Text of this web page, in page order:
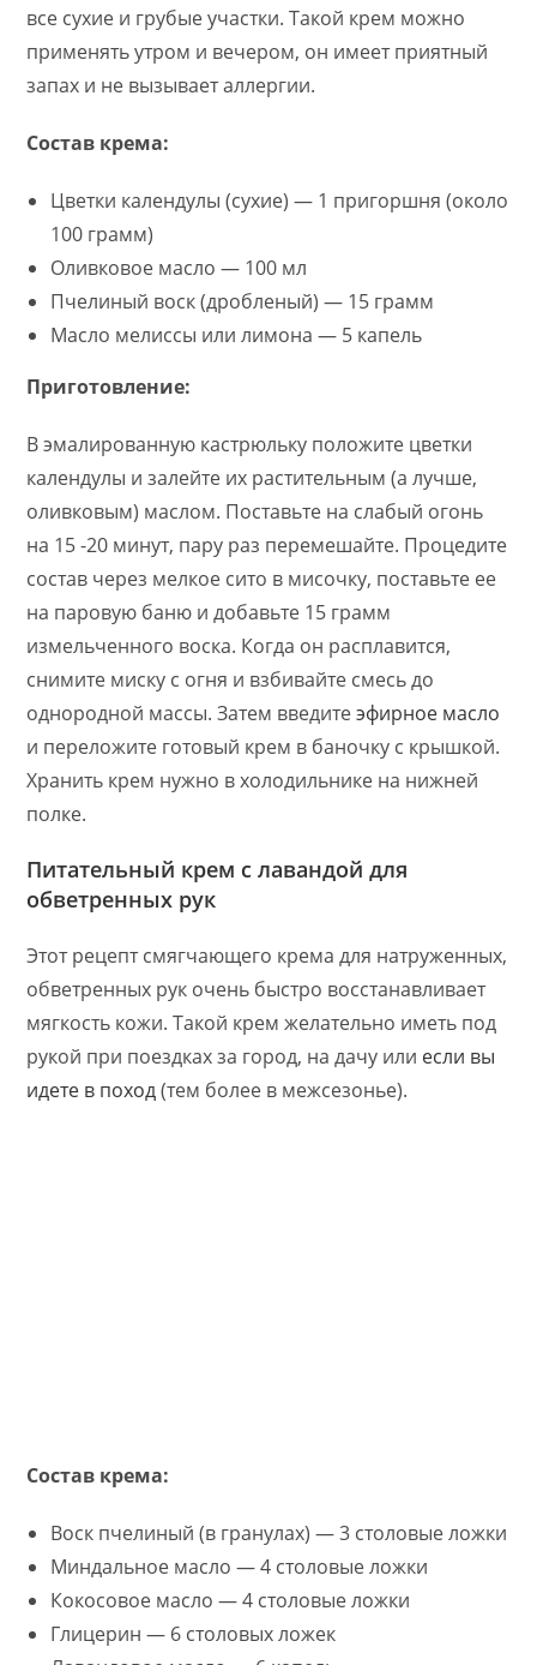
все сухие и грубые участки. Такой крем можно
применять утром и вечером, он имеет приятный
запах и не вызывает аллергии.
Состав крема:
Цветки календулы (сухие) — 1 пригоршня (около
100 грамм)
Оливковое масло — 100 мл
Пчелиный воск (дробленый) — 15 грамм
Масло мелиссы или лимона — 5 капель
Приготовление:
В эмалированную кастрюльку положите цветки
календулы и залейте их растительным (а лучше,
оливковым) маслом. Поставьте на слабый огонь
на 15 -20 минут, пару раз перемешайте. Процедите
состав через мелкое сито в мисочку, поставьте ее
на паровую баню и добавьте 15 грамм
измельченного воска. Когда он расплавится,
снимите миску с огня и взбивайте смесь до
однородной массы. Затем введитеэфирное масло
и переложите готовый крем в баночку с крышкой.
Хранить крем нужно в холодильнике на нижней
полке.
Питательный крем с лавандой для
обветренных рук
Этот рецепт смягчающего крема для натруженных,
обветренных рук очень быстро восстанавливает
мягкость кожи. Такой крем желательно иметь под
рукой при поездках за город, на дачу или если вы
идете в поход(тем более в межсезонье).
Состав крема:
Воск пчелиный (в гранулах) — 3 столовые ложки
Миндальное масло — 4 столовые ложки
Кокосовое масло — 4 столовые ложки
Глицерин — 6 столовых ложек